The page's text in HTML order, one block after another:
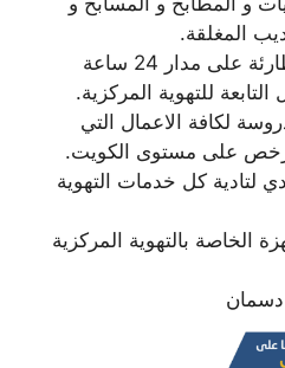
المغلقة.
نؤمن الخدمات الطارئة على مدار 24 ساعة
التابعة للتهوية المركزية.
لكافة الاعمال التي
على مستوى الكويت.
لتادية كل خدمات التهوية
الخاصة بالتهوية المركزية
دسمان